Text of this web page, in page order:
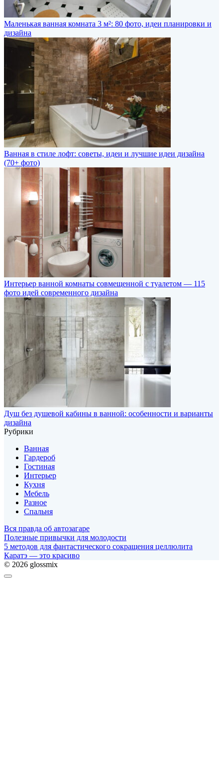
Маленькая ванная комната 3 м²: 80 фото, идеи планировки и
дизайна
Ванная в стиле лофт: советы, идеи и лучшие идеи дизайна
(70+ фото)
Интерьер ванной комнаты совмещенной с туалетом — 115
фото идей современного дизайна
Душ без душевой кабины в ванной: особенности и варианты
дизайна
Рубрики
Ванная
Гардероб
Гостиная
Интерьер
Кухня
Мебель
Разное
Спальня
Вся правда об автозагаре
Полезные привычки для молодости
5 методов для фантастического сокращения целлюлита
Каратэ — это красиво
© 2026 glossmix